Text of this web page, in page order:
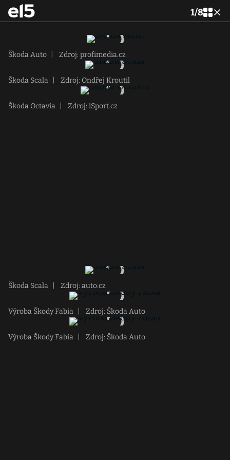
1/8
Škoda Auto Zdroj: profimedia.cz
Škoda Scala Zdroj: Ondřej Kroutil
Škoda Octavia Zdroj: iSport.cz
Škoda Scala Zdroj: auto.cz
Výroba Škody Fabia Zdroj: Škoda Auto
Výroba Škody Fabia Zdroj: Škoda Auto